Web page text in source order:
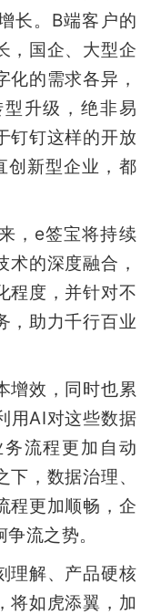
长。B端客户的
，国企、大型企
化的需求各异，
升级，绝非易
钉钉这样的开放
创新型企业，都
，e签宝将持续
的深度融合，
程度，并针对不
，助力千行百业
增效，同时也累
用AI对这些数据
流程更加自动
，数据治理、
程更加顺畅，企
流之势。
理解、产品硬核
将如虎添翼，加